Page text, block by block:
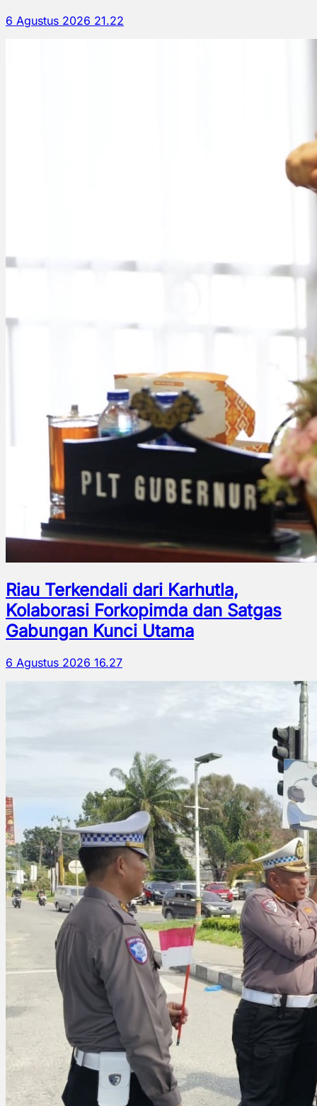
6 Agustus 2026 21.22
Riau Terkendali dari Karhutla,
Kolaborasi Forkopimda dan Satgas
Gabungan Kunci Utama
6 Agustus 2026 16.27